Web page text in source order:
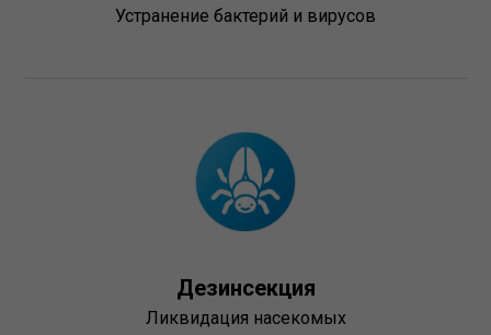
Устранение бактерий и вирусов
Дезинcекция
Ликвидация насекомых